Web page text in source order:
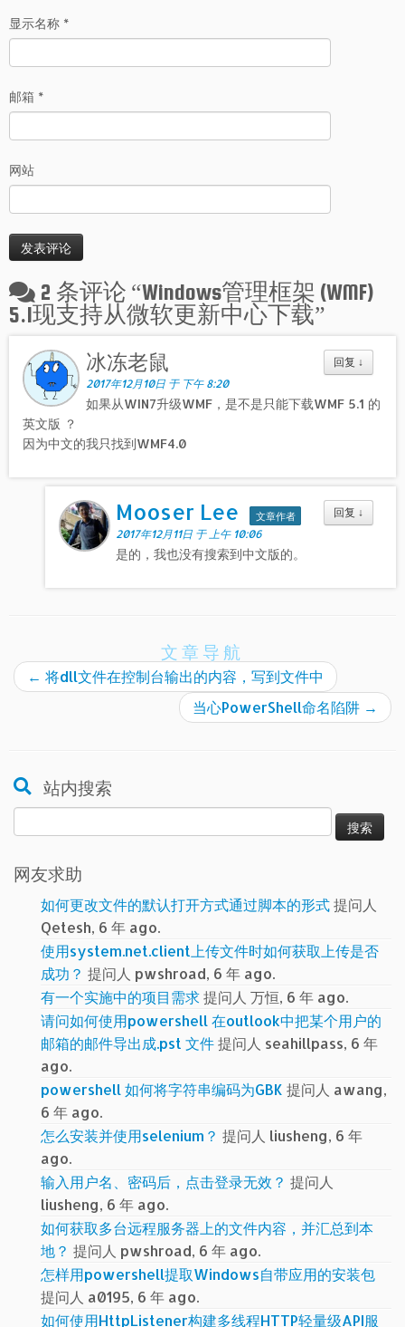
显示名称 *
邮箱 *
网站
2 条评论 “Windows管理框架 (WMF)
5.1现支持从微软更新中心下载”
回复 ↓
冰冻老鼠
2017年12月10日 于 下午 8:20
如果从WIN7升级WMF，是不是只能下载WMF 5.1 的
英文版 ？
因为中文的我只找到WMF4.0
回复 ↓
Mooser Lee
文章作者
2017年12月11日 于 上午 10:06
是的，我也没有搜索到中文版的。
文章导航
← 将dll文件在控制台输出的内容，写到文件中
当心PowerShell命名陷阱 →
站内搜索
索：
网友求助
如何更改文件的默认打开方式通过脚本的形式提问人
Qetesh, 6 年 ago.
使用system.net.client上传文件时如何获取上传是否
成功？ 提问人 pwshroad, 6 年 ago.
有一个实施中的项目需求提问人 万恒, 6 年 ago.
请问如何使用powershell 在outlook中把某个用户的
邮箱的邮件导出成.pst 文件提问人 seahillpass, 6 年
ago.
powershell 如何将字符串编码为GBK 提问人 awang,
6 年 ago.
怎么安装并使用selenium？ 提问人 liusheng, 6 年
ago.
输入用户名、密码后，点击登录无效？ 提问人
liusheng, 6 年 ago.
如何获取多台远程服务器上的文件内容，并汇总到本
地？ 提问人 pwshroad, 6 年 ago.
怎样用powershell提取Windows自带应用的安装包
提问人 a0195, 6 年 ago.
如何使用HttpListener构建多线程HTTP轻量级API服